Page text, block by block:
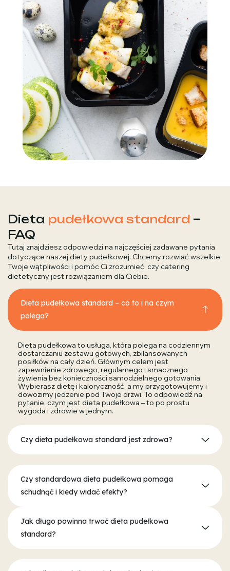
Dieta pudełkowa standard –
FAQ
Tutaj znajdziesz odpowiedzi na najczęściej zadawane pytania
dotyczące naszej diety pudełkowej. Chcemy rozwiać wszelkie
Twoje wątpliwości i pomóc Ci zrozumieć, czy catering
dietetyczny jest rozwiązaniem dla Ciebie.
Dieta pudełkowa standard – co to i na czym
polega?
Dieta pudełkowa to usługa, która polega na codziennym
dostarczaniu zestawu gotowych, zbilansowanych
posiłków na cały dzień. Głównym celem jest
zapewnienie zdrowego, regularnego i smacznego
żywienia bez konieczności samodzielnego gotowania.
Wybierasz dietę i kaloryczność, a my przygotowujemy i
dowozimy jedzenie pod Twoje drzwi. To odpowiedź na
pytanie, czym jest dieta pudełkowa – to po prostu
wygoda i zdrowie w jednym.
Czy dieta pudełkowa standard jest zdrowa?
Czy standardowa dieta pudełkowa pomaga
schudnąć i kiedy widać efekty?
Jak długo powinna trwać dieta pudełkowa
standard?